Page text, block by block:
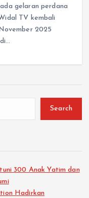
gelaran perdana
TV kembali
2025
Search
300 Anak Yatim dan
Hadirkan